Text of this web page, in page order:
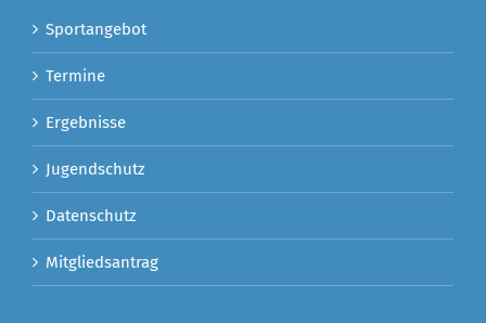
Sportangebot
Termine
Ergebnisse
Jugendschutz
Datenschutz
Mitgliedsantrag